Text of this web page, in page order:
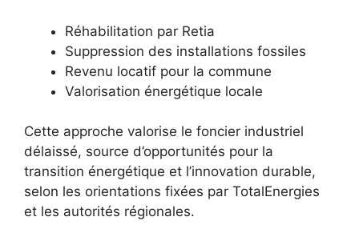
Réhabilitation par Retia
Suppression des installations fossiles
Revenu locatif pour la commune
Valorisation énergétique locale
Cette approche valorise le foncier industriel
délaissé, source d’opportunités pour la
transition énergétique et l’innovation durable,
selon les orientations fixées par TotalEnergies
et les autorités régionales.